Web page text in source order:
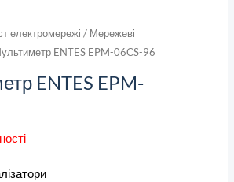
електромережі / Мережеві
ENTES EPM-06CS-96
ENTES EPM-